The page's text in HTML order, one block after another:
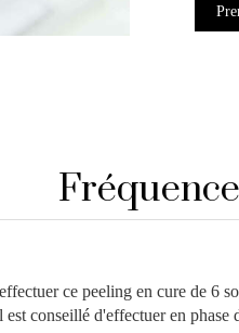
ce peeling en cure de 6
est conseillé d'effectuer en